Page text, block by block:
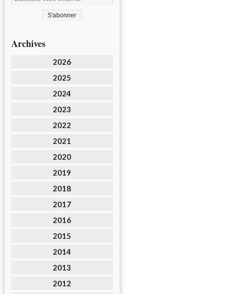
Archives
2026
2025
2024
2023
2022
2021
2020
2019
2018
2017
2016
2015
2014
2013
2012